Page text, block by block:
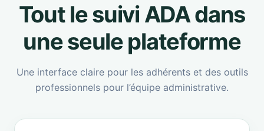
Tout le suivi ADA dans
une seule plateforme
Une interface claire pour les adhérents et des outils
professionnels pour l’équipe administrative.